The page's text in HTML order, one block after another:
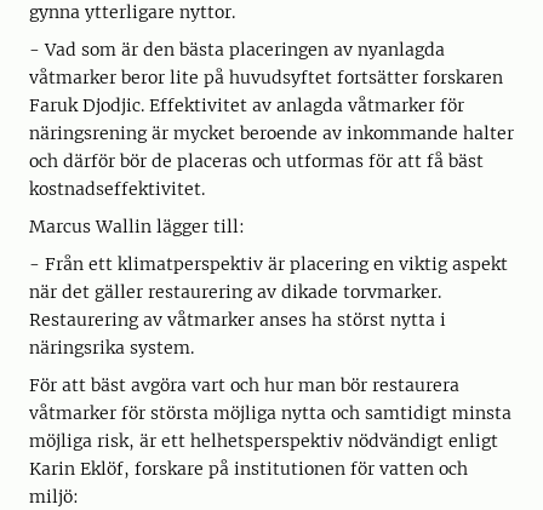
gynna ytterligare nyttor.
- Vad som är den bästa placeringen av nyanlagda
våtmarker beror lite på huvudsyftet fortsätter forskaren
Faruk Djodjic. Effektivitet av anlagda våtmarker för
näringsrening är mycket beroende av inkommande halter
och därför bör de placeras och utformas för att få bäst
kostnadseffektivitet.
Marcus Wallin lägger till:
- Från ett klimatperspektiv är placering en viktig aspekt
när det gäller restaurering av dikade torvmarker.
Restaurering av våtmarker anses ha störst nytta i
näringsrika system.
För att bäst avgöra vart och hur man bör restaurera
våtmarker för största möjliga nytta och samtidigt minsta
möjliga risk, är ett helhetsperspektiv nödvändigt enligt
Karin Eklöf, forskare på institutionen för vatten och
miljö: